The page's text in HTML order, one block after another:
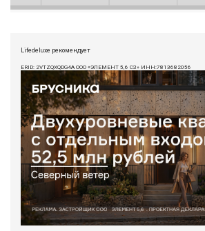
Lifedeluxe рекомендует
ERID: 2VTZQXQDG4A ООО «ЭЛЕМЕНТ 5,6 СЗ» ИНН:7813682056